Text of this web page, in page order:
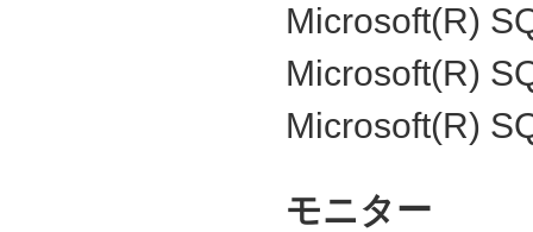
Microsoft(R)
Microsoft(R)
Microsoft(R)
モニター